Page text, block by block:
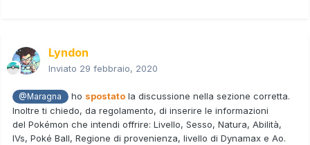
Lyndon
Inviato 29 febbraio, 2020
@Maragna ho spostatola discussione nella sezione corretta.
Inoltre ti chiedo, da regolamento, di inserire le informazioni
del Pokémon che intendi offrire: Livello, Sesso, Natura, Abilità,
IVs, Poké Ball, Regione di provenienza, livello di Dynamax e Ao.